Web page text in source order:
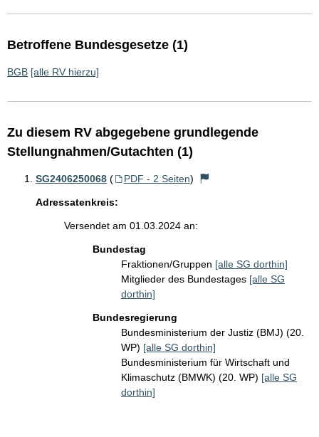
Betroffene Bundesgesetze (1)
BGB [alle RV hierzu]
Zu diesem RV abgegebene grundlegende
Stellungnahmen/Gutachten (1)
SG2406250068 ( PDF - 2 Seiten)
Adressatenkreis:
Versendet am 01.03.2024 an:
Bundestag
Fraktionen/Gruppen [alle SG dorthin]
Mitglieder des Bundestages [alle SG
dorthin]
Bundesregierung
Bundesministerium der Justiz (BMJ) (20.
WP) [alle SG dorthin]
Bundesministerium für Wirtschaft und
Klimaschutz (BMWK) (20. WP) [alle SG
dorthin]